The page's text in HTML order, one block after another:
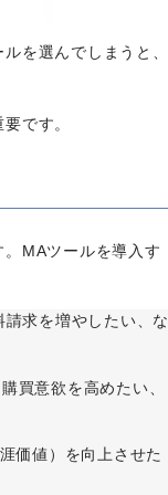
を選んでしまうと、
です。
MAツールを導入す
求を増やしたい、な
買意欲を高めたい、
価値）を向上させた